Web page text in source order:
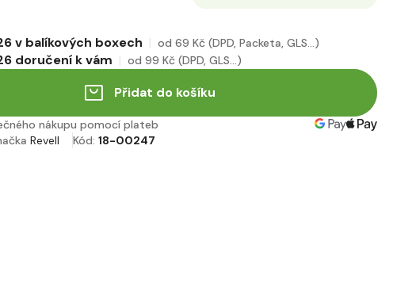
v balíkových boxech
od 69 Kč (DPD, Packeta, GLS...)
doručení k vám od 99 Kč (DPD, GLS...)
Přidat do košíku
nákupu pomocí plateb
Revell Kód: 18-00247